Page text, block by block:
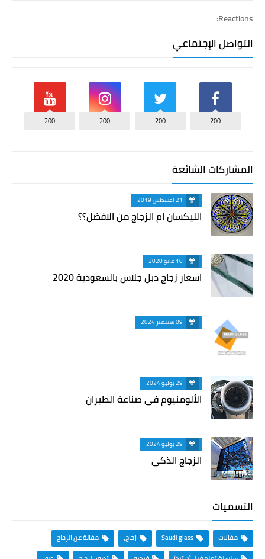
Reactions:
التواصل الإجتماعي
200
200
200
200
المشاركات الشائعة
21 أغسطس 2019
الليكسان ام الزجاج من الافضل؟؟
10 مايو 2020
اسعار زجاج دبل جلاس بالسعودية 2020
09 سبتمبر 2024
29 يوليو 2024
الألومنيوم في صناعة الطيران
29 يوليو 2024
الزجاج الذكي
التسميات
مقالات Saudi glass زجاج،
مقالة عن الزجاج